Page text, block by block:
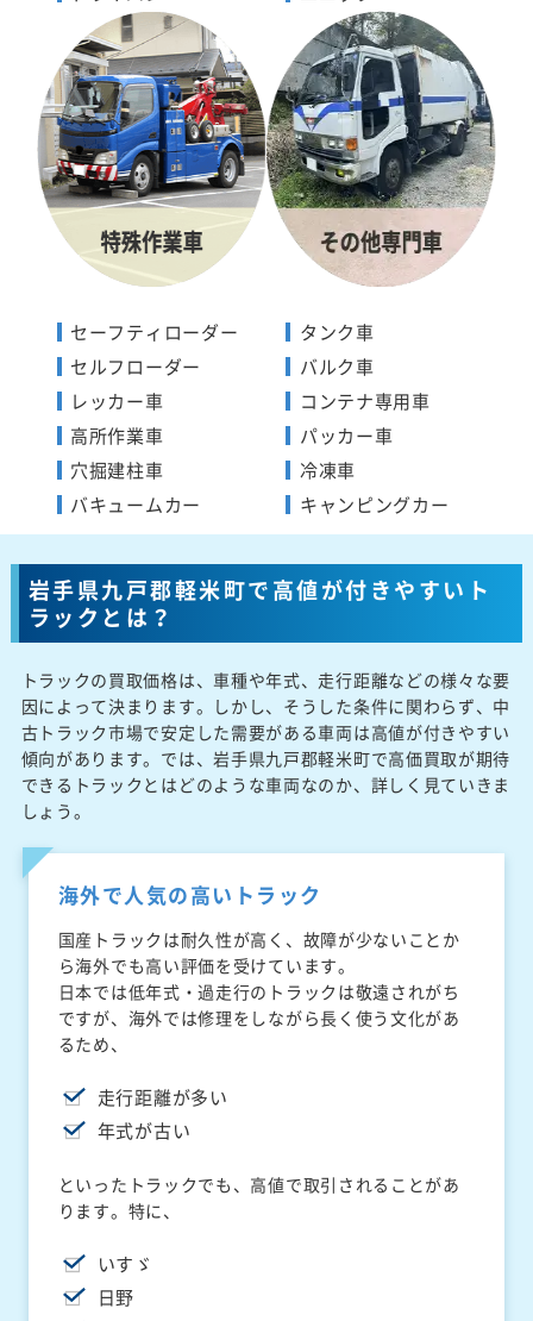
セーフティローダー
セルフローダー
レッカー車
高所作業車
穴掘建柱車
バキュームカー
タンク車
バルク車
コンテナ専用車
パッカー車
冷凍車
キャンピングカー
岩手県九戸郡軽米町で高値が付きやすいト
ラックとは？
トラックの買取価格は、車種や年式、走行距離などの様々な要
因によって決まります。しかし、そうした条件に関わらず、中
古トラック市場で安定した需要がある車両は高値が付きやすい
傾向があります。では、岩手県九戸郡軽米町で高価買取が期待
できるトラックとはどのような車両なのか、詳しく見ていきま
しょう。
海外で人気の高いトラック
国産トラックは耐久性が高く、故障が少ないことか
ら海外でも高い評価を受けています。
日本では低年式・過走行のトラックは敬遠されがち
ですが、海外では修理をしながら長く使う文化があ
るため、
走行距離が多い
年式が古い
といったトラックでも、高値で取引されることがあ
ります。特に、
いすゞ
日野